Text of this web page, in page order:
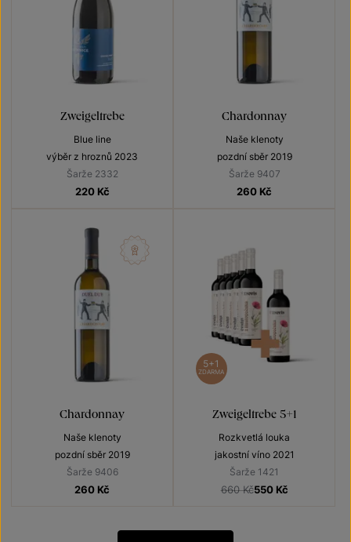
Zweigeltrebe
Blue line
výběr z hroznů 2023
Šarže 2332
220 Kč
Chardonnay
Naše klenoty
pozdní sběr 2019
Šarže 9407
260 Kč
Chardonnay
Naše klenoty
pozdní sběr 2019
Šarže 9406
260 Kč
5+1
ZDARMA
Zweigeltrebe 5+1
Rozkvetlá louka
jakostní víno 2021
Šarže 1421
660 Kč550 Kč